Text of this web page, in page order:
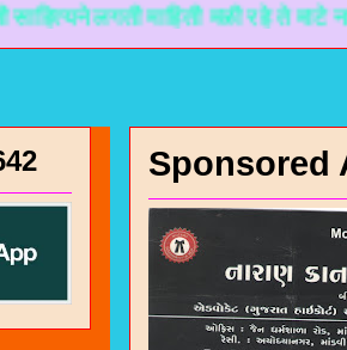
लगती माहिती मळी रहे ते माटे
Sponsored